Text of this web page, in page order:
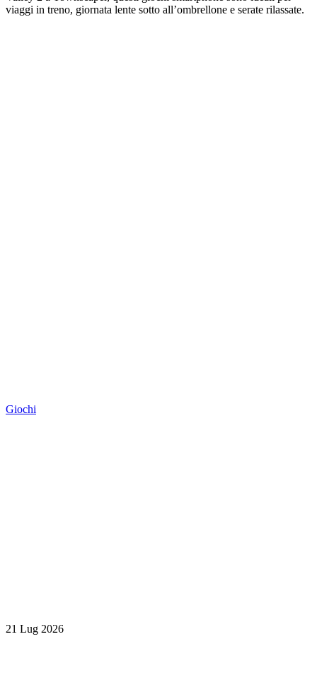
viaggi in treno, giornata lente sotto all’ombrellone e serate rilassate.
Giochi
21 Lug 2026